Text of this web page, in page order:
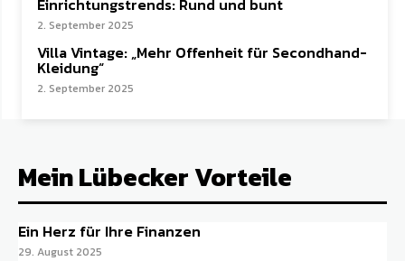
2. September 2025
Villa Vintage: „Mehr Offenheit für Secondhand-
Kleidung“
2. September 2025
Mein Lübecker Vorteile
Ein Herz für Ihre Finanzen
29. August 2025